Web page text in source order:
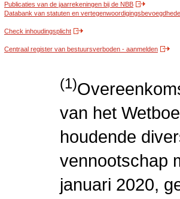
Publicaties van de jaarrekeningen bij de NBB
Databank van statuten en
Check inhoudingsplicht
Centraal register van bestuursverboden - aanmelden
(1)
van het
houdende
vennootschap
januari 2020,